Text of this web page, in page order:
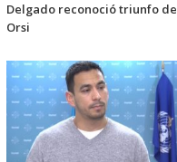
Delgado reconoció triunfo de
Orsi